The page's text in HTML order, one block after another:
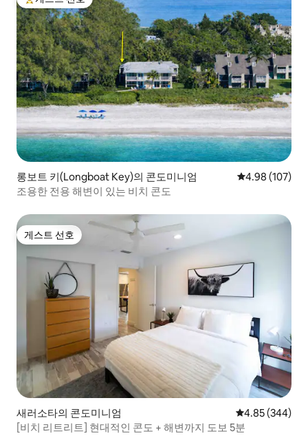
상위 게스트 선호
롱보트 키(Longboat Key)의 콘도미니엄 평점 4.98점(5
4.98 (107)
조용한 전용 해변이 있는 비치 콘도
게스트 선호
게스트 선호
새러소타의 콘도미니엄 평점 4.85점(5
4.85 (344)
[비치 리트리트] 현대적인 콘도 + 해변까지 도보 5분